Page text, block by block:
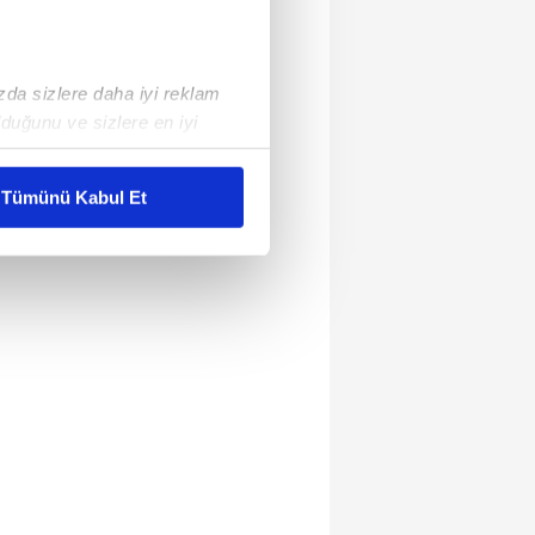
sizlere daha iyi reklam
ve sizlere en iyi
karşılamak
kullanılmaktadır. Bu
sunulması
detaylı bilgi için Ayarlar
ve sitemizde ilgili
Tümünü Kabul Et